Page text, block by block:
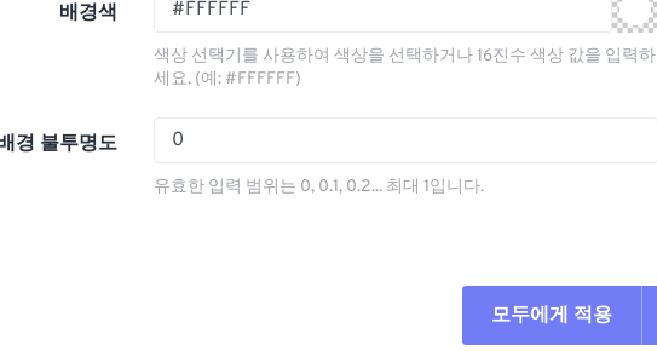
배경색
색상 선택기를 사용하여 색상을 선택하거나 16진수 색상 값을 입력하
세요. (예: #FFFFFF)
경 불투명도
유효한 입력 범위는 0, 0.1, 0.2... 최대 1입니다.
모두에게 적용